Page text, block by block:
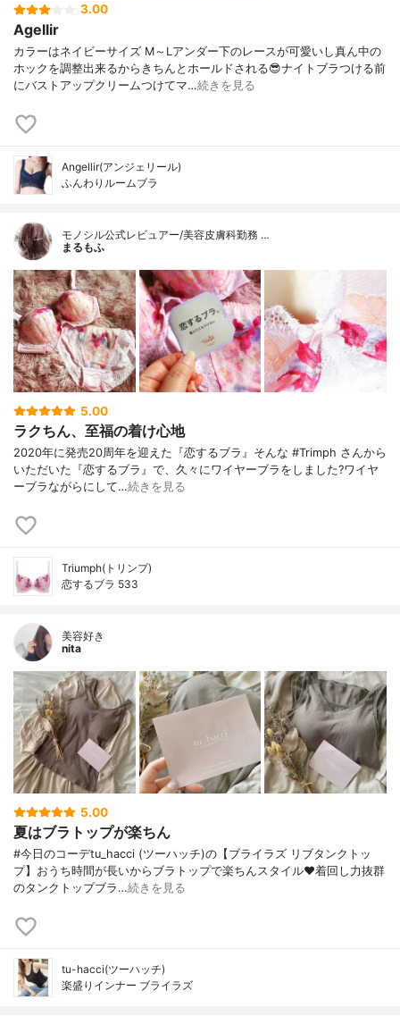
3.00
Agellir
カラーはネイビーサイズ M～Lアンダー下のレースが可愛いし真ん中の
ホックを調整出来るからきちんとホールドされる😎ナイトブラつける前
にバストアップクリームつけてマ…続きを見る
Angellir(アンジェリール)
ふんわりルームブラ
モノシル公式レビュアー/美容皮膚科勤務 …
まるもふ
5.00
ラクちん、至福の着け心地
2020年に発売20周年を迎えた『恋するブラ』そんな #Trimph さんから
いただいた『恋するブラ』で、久々にワイヤーブラをしました?ワイヤ
ーブラながらにして…続きを見る
Triumph(トリンプ)
恋するブラ 533
美容好き
nita
5.00
夏はブラトップが楽ちん
#今日のコーデtu_hacci (ツーハッチ)の【ブライラズ リブタンクトッ
プ】おうち時間が長いからブラトップで楽ちんスタイル❤️着回し力抜群
のタンクトップブラ…続きを見る
tu-hacci(ツーハッチ)
楽盛りインナー ブライラズ